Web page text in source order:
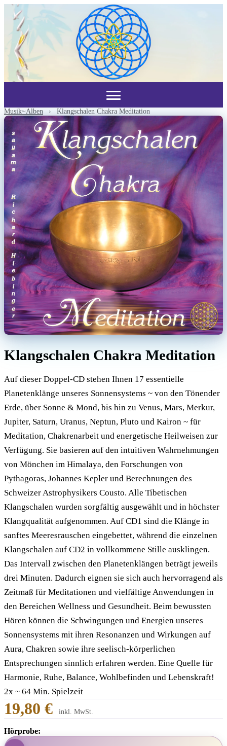
Musik~Alben › Klangschalen Chakra Meditation
Klangschalen Chakra Meditation
Auf dieser Doppel-CD stehen Ihnen 17 essentielle
Planetenklänge unseres Sonnensystems ~ von den Tönender
Erde, über Sonne & Mond, bis hin zu Venus, Mars, Merkur,
Jupiter, Saturn, Uranus, Neptun, Pluto und Kairon ~ für
Meditation, Chakrenarbeit und energetische Heilweisen zur
Verfügung. Sie basieren auf den intuitiven Wahrnehmungen
von Mönchen im Himalaya, den Forschungen von
Pythagoras, Johannes Kepler und Berechnungen des
Schweizer Astrophysikers Cousto. Alle Tibetischen
Klangschalen wurden sorgfältig ausgewählt und in höchster
Klangqualität aufgenommen. Auf CD1 sind die Klänge in
sanftes Meeresrauschen eingebettet, während die einzelnen
Klangschalen auf CD2 in vollkommene Stille ausklingen.
Das Intervall zwischen den Planetenklängen beträgt jeweils
drei Minuten. Dadurch eignen sie sich auch hervorragend als
Zeitmaß für Meditationen und vielfältige Anwendungen in
den Bereichen Wellness und Gesundheit. Beim bewussten
Hören können die Schwingungen und Energien unseres
Sonnensystems mit ihren Resonanzen und Wirkungen auf
Aura, Chakren sowie ihre seelisch-körperlichen
Entsprechungen sinnlich erfahren werden. Eine Quelle für
Harmonie, Ruhe, Balance, Wohlbefinden und Lebenskraft!
2x ~ 64 Min. Spielzeit
19,80 € inkl. MwSt.
Hörprobe: